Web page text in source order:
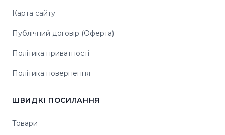
Карта сайту
Публічний договір (Оферта)
Політика приватності
Політика повернення
ШВИДКІ ПОСИЛАННЯ
Товари